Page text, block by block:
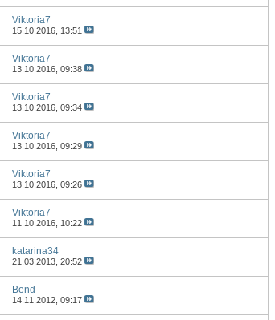
Viktoria7
15.10.2016, 13:51
Viktoria7
13.10.2016,09:38
Viktoria7
13.10.2016,09:34
Viktoria7
13.10.2016,09:29
Viktoria7
13.10.2016,09:26
Viktoria7
11.10.2016, 10:22
katarina34
21.03.2013,20:52
Bend
14.11.2012,09:17